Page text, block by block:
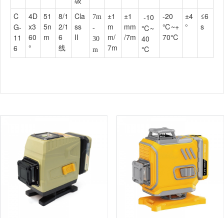
C
G-
11
6
4D
x3
60
°
51
5n
m
8/1
2/1
6
线
Cla
ss
II
7m
-
30
m
±1
m
m/
7m
±1
mm
/7m
-10
℃~
40
℃
-20
℃~+
70℃
±4
°
≤6
s